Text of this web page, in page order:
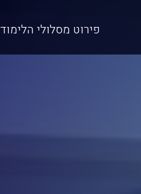
פירוט מסלולי הלימוד